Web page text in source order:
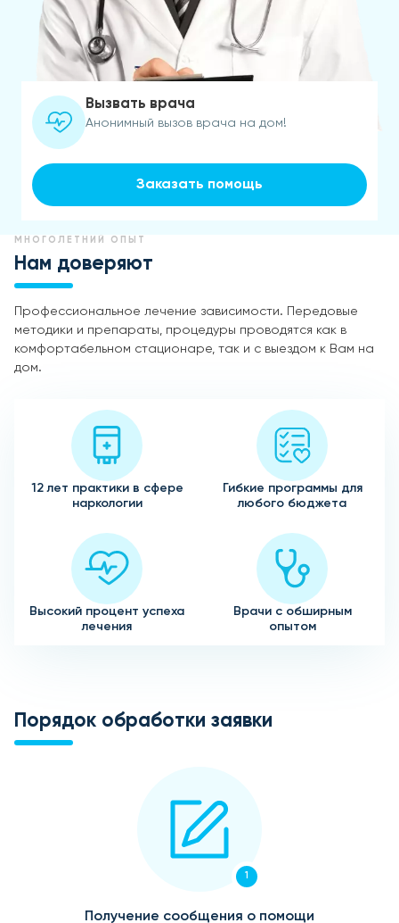
Вызвать врача
Анонимный вызов врача на дом!
Заказать помощь
МНОГОЛЕТНИЙ ОПЫТ
Нам доверяют
Профессиональное лечение зависимости. Передовые
методики и препараты, процедуры проводятся как в
комфортабельном стационаре, так и с выездом к Вам на
дом.
12 лет практики в сфере
наркологии
Гибкие программы для
любого бюджета
Высокий процент успеха
лечения
Врачи с обширным
опытом
Порядок обработки заявки
1
Получение сообщения о помощи